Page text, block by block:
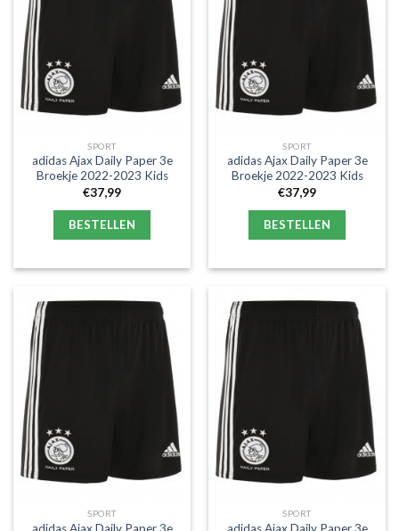
SPORT
adidas Ajax Daily Paper 3e
Broekje 2022-2023 Kids
€37,99
BESTELLEN
SPORT
adidas Ajax Daily Paper 3e
Broekje 2022-2023 Kids
€37,99
BESTELLEN
SPORT
adidas Ajax Daily Paper 3e
SPORT
adidas Ajax Daily Paper 3e